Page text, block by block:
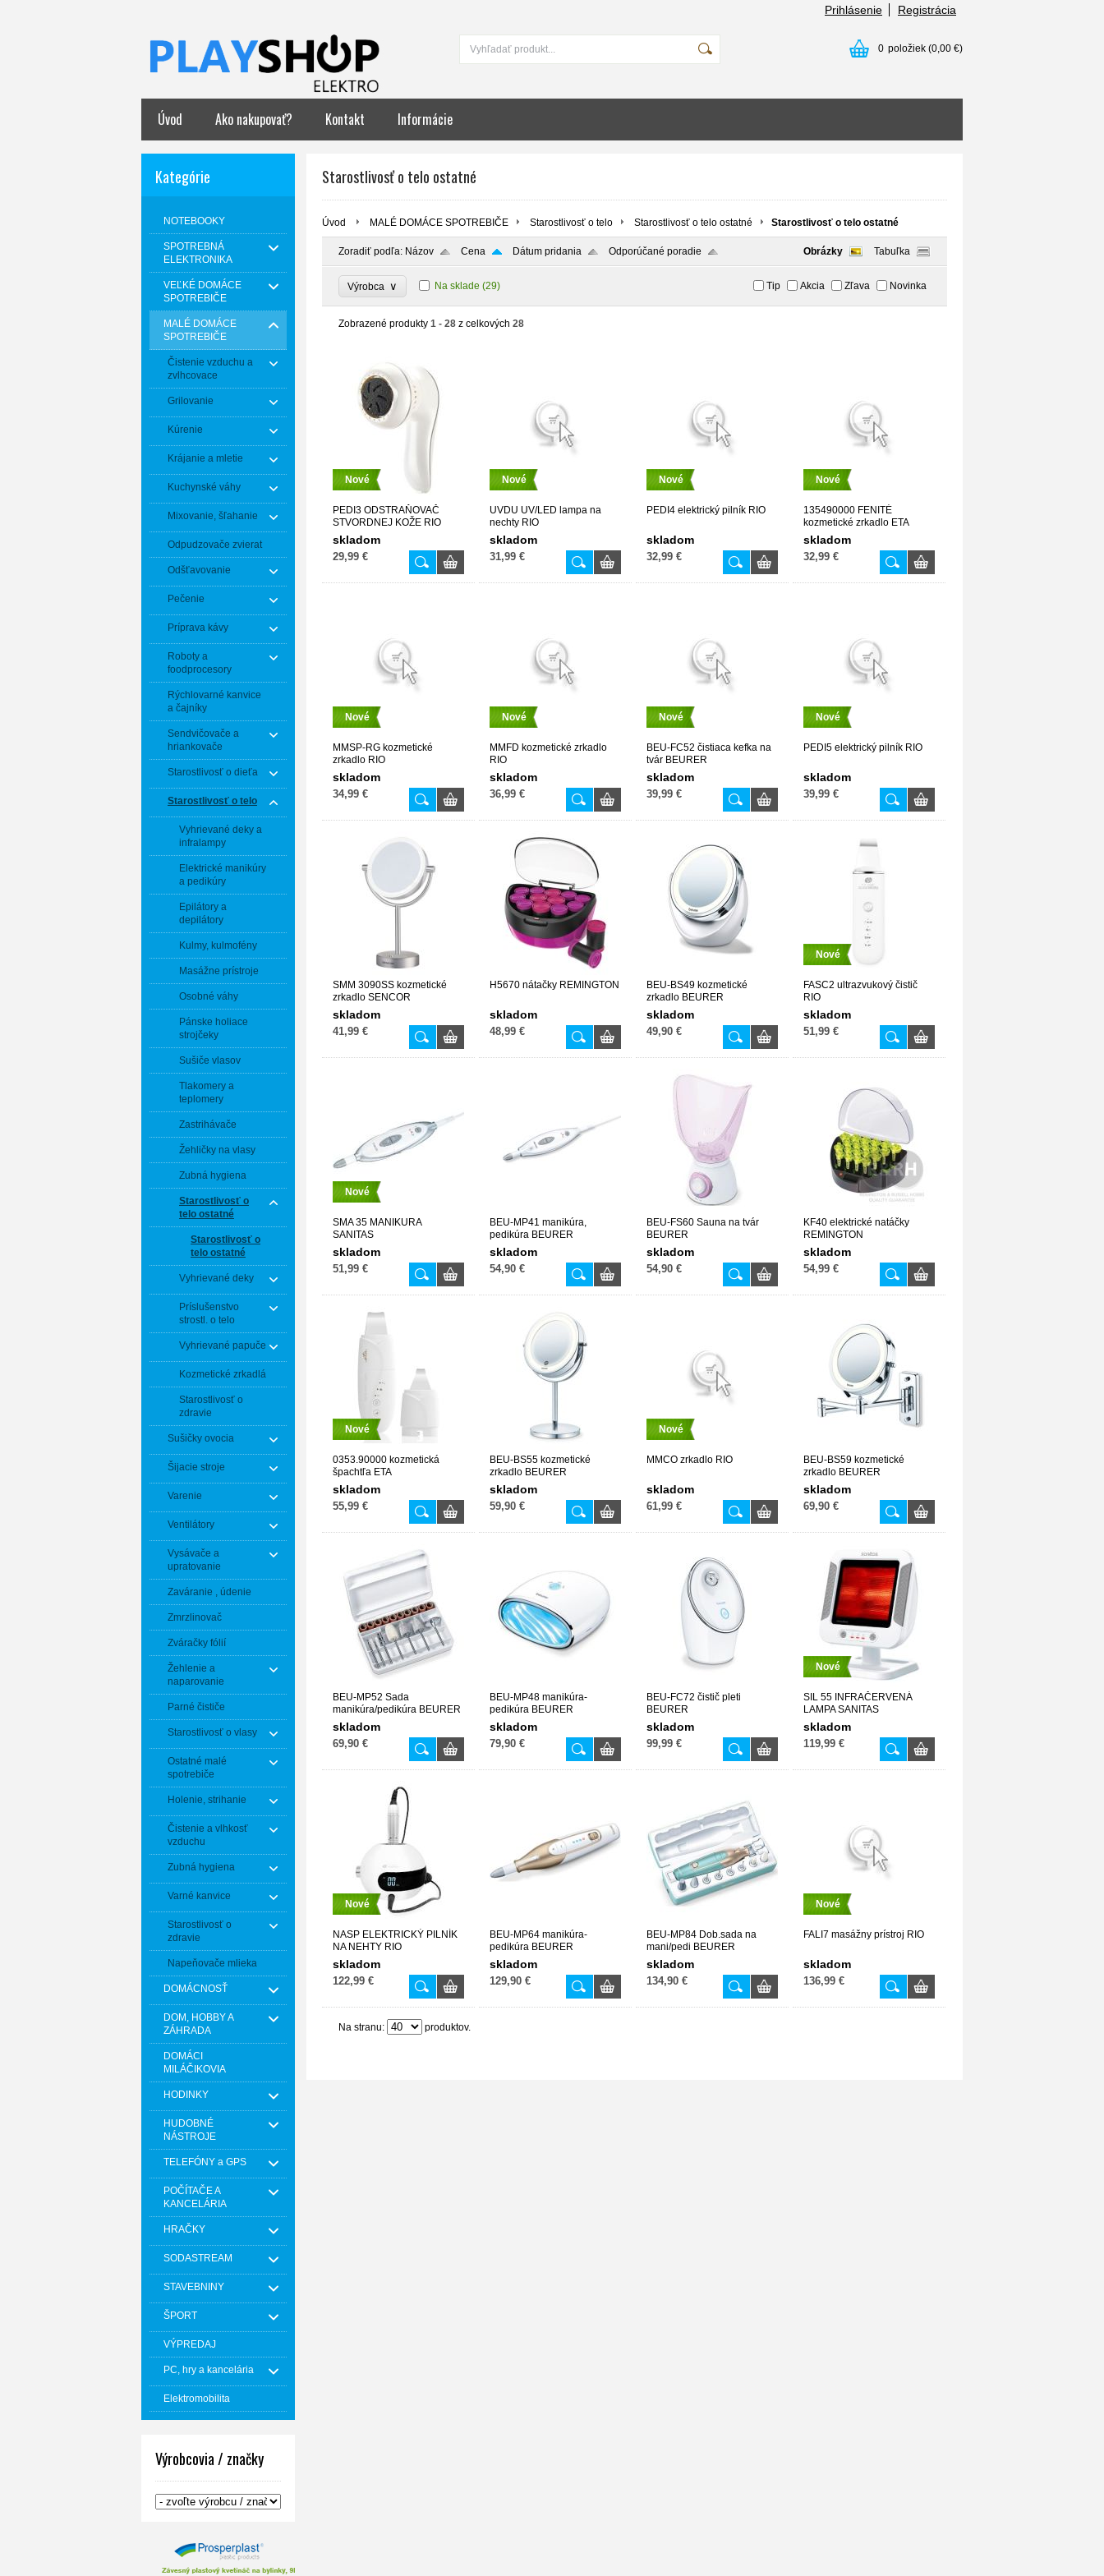
Prihlásenie Registrácia
0 položiek (0,00 €)
Úvod Ako nakupovať? Kontakt Informácie
Kategórie
NOTEBOOKY
SPOTREBNÁ
ELEKTRONIKA
VEĽKÉ DOMÁCE
SPOTREBIČE
MALÉ DOMÁCE
SPOTREBIČE
Čistenie vzduchu a
zvlhcovace
Grilovanie
Kúrenie
Krájanie a mletie
Kuchynské váhy
Mixovanie, šľahanie
Odpudzovače zvierat
Odšťavovanie
Pečenie
Príprava kávy
Roboty a
foodprocesory
Rýchlovarné kanvice
a čajníky
Sendvičovače a
hriankovače
Starostlivosť o dieťa
Starostlivosť o telo
Vyhrievané deky a
infralampy
Elektrické manikúry
a pedikúry
Epilátory a
depilátory
Kulmy, kulmofény
Masážne prístroje
Osobné váhy
Pánske holiace
strojčeky
Sušiče vlasov
Tlakomery a
teplomery
Zastrihávače
Žehličky na vlasy
Zubná hygiena
Starostlivosť o
telo ostatné
Starostlivosť o
telo ostatné
Vyhrievané deky
Príslušenstvo
strostl. o telo
Vyhrievané papuče
Kozmetické zrkadlá
Starostlivosť o
zdravie
Sušičky ovocia
Šijacie stroje
Varenie
Ventilátory
Vysávače a
upratovanie
Zaváranie , údenie
Zmrzlinovač
Zváračky fólií
Žehlenie a
naparovanie
Parné čističe
Starostlivosť o vlasy
Ostatné malé
spotrebiče
Holenie, strihanie
Čistenie a vlhkosť
vzduchu
Zubná hygiena
Varné kanvice
Starostlivosť o
zdravie
Napeňovače mlieka
DOMÁCNOSŤ
DOM, HOBBY A
ZÁHRADA
DOMÁCI
MILÁČIKOVIA
HODINKY
HUDOBNÉ
NÁSTROJE
TELEFÓNY a GPS
POČÍTAČE A
KANCELÁRIA
HRAČKY
SODASTREAM
STAVEBNINY
ŠPORT
VÝPREDAJ
PC, hry a kancelária
Elektromobilita
Výrobcovia / značky
Starostlivosť o telo ostatné
Úvod MALÉ DOMÁCE SPOTREBIČE Starostlivosť o telo Starostlivosť o telo ostatné Starostlivosť o telo ostatné
Zoradiť podľa: Názov Cena Dátum pridania Odporúčané poradie Obrázky Tabuľka
Výrobca ∨ Na sklade (29) Tip Akcia Zľava Novinka
Zobrazené produkty 1 - 28 z celkových 28
Nové
PEDI3 ODSTRAŇOVAČ
STVORDNEJ KOŽE RIO
skladom
29,99 €
Nové
UVDU UV/LED lampa na
nechty RIO
skladom
31,99 €
Nové
PEDI4 elektrický pilník RIO
skladom
32,99 €
Nové
135490000 FENITÉ
kozmetické zrkadlo ETA
skladom
32,99 €
Nové
MMSP-RG kozmetické
zrkadlo RIO
skladom
34,99 €
Nové
MMFD kozmetické zrkadlo
RIO
skladom
36,99 €
Nové
BEU-FC52 čistiaca kefka na
tvár BEURER
skladom
39,99 €
Nové
PEDI5 elektrický pilník RIO
skladom
39,99 €
SMM 3090SS kozmetické
zrkadlo SENCOR
skladom
41,99 €
H5670 nátačky REMINGTON
skladom
48,99 €
BEU-BS49 kozmetické
zrkadlo BEURER
skladom
49,90 €
Nové
FASC2 ultrazvukový čistič
RIO
skladom
51,99 €
Nové
SMA 35 MANIKURA
SANITAS
skladom
51,99 €
BEU-MP41 manikúra,
pedikúra BEURER
skladom
54,90 €
BEU-FS60 Sauna na tvár
BEURER
skladom
54,90 €
KF40 elektrické natáčky
REMINGTON
skladom
54,99 €
Nové
0353.90000 kozmetická
špachtľa ETA
skladom
55,99 €
BEU-BS55 kozmetické
zrkadlo BEURER
skladom
59,90 €
Nové
MMCO zrkadlo RIO
skladom
61,99 €
BEU-BS59 kozmetické
zrkadlo BEURER
skladom
69,90 €
BEU-MP52 Sada
manikúra/pedikúra BEURER
skladom
69,90 €
BEU-MP48 manikúra-
pedikúra BEURER
skladom
79,90 €
BEU-FC72 čistič pleti
BEURER
skladom
99,99 €
Nové
SIL 55 INFRAČERVENÁ
LAMPA SANITAS
skladom
119,99 €
Nové
NASP ELEKTRICKÝ PILNÍK
NA NEHTY RIO
skladom
122,99 €
BEU-MP64 manikúra-
pedikúra BEURER
skladom
129,90 €
BEU-MP84 Dob.sada na
mani/pedi BEURER
skladom
134,90 €
Nové
FALI7 masážny prístroj RIO
skladom
136,99 €
Na stranu: produktov.